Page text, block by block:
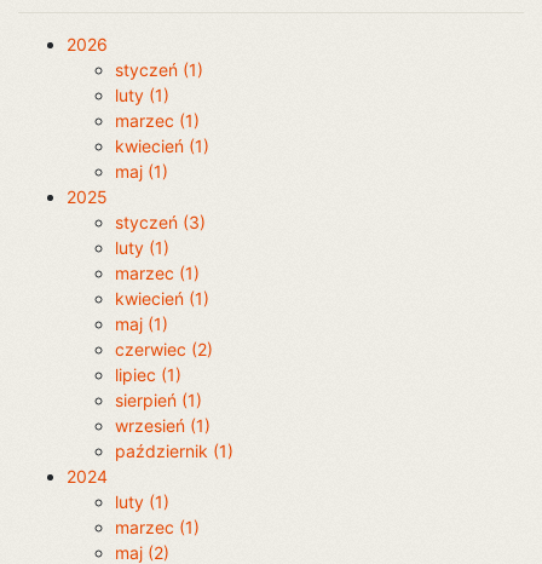
2026
styczeń (1)
luty (1)
marzec (1)
kwiecień (1)
maj (1)
2025
styczeń (3)
luty (1)
marzec (1)
kwiecień (1)
maj (1)
czerwiec (2)
lipiec (1)
sierpień (1)
wrzesień (1)
październik (1)
2024
luty (1)
marzec (1)
maj (2)